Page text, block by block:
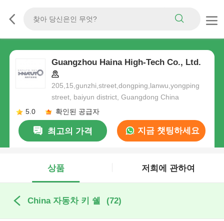
Guangzhou Haina High-Tech Co., Ltd.
205,15,gunzhi,street,dongping,lanwu,yongping
street, baiyun district, Guangdong China
5.0
확인된 공급자
최고의 가격 지금 챗팅하세요
상품 저희에 관하여
China 자동차 키 쉘 (72)